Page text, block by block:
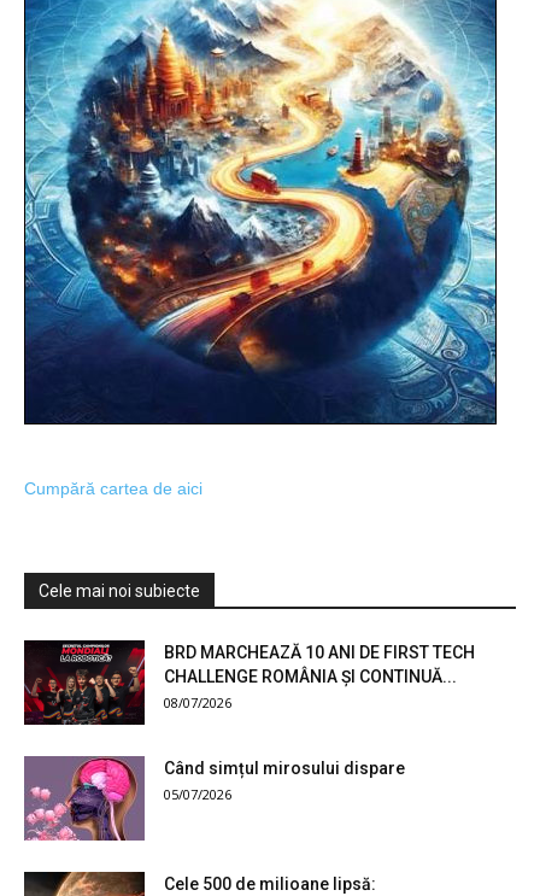
Cumpără cartea de aici
Cele mai noi subiecte
BRD MARCHEAZĂ 10 ANI DE FIRST TECH
CHALLENGE ROMÂNIA ȘI CONTINUĂ...
08/07/2026
Când simțul mirosului dispare
05/07/2026
Cele 500 de milioane lipsă: